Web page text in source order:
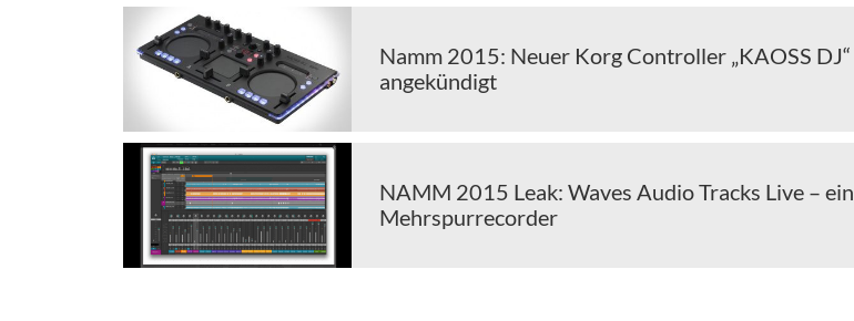
Namm 2015: Neuer Korg Controller „KAOSS DJ“
angekündigt
NAMM 2015 Leak: Waves Audio Tracks Live – ein
Mehrspurrecorder